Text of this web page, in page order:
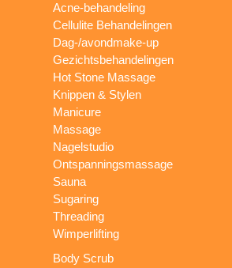
Acne-behandeling
Cellulite Behandelingen
Dag-/avondmake-up
Gezichtsbehandelingen
Hot Stone Massage
Knippen & Stylen
Manicure
Massage
Nagelstudio
Ontspanningsmassage
Sauna
Sugaring
Threading
Wimperlifting
Body Scrub